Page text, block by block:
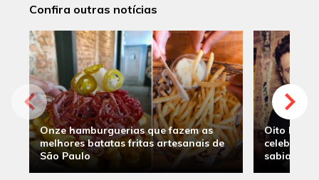
Confira outras notícias
Onze hamburguerias que fazem as
melhores batatas fritas artesanais de
São Paulo
Oito
sabia